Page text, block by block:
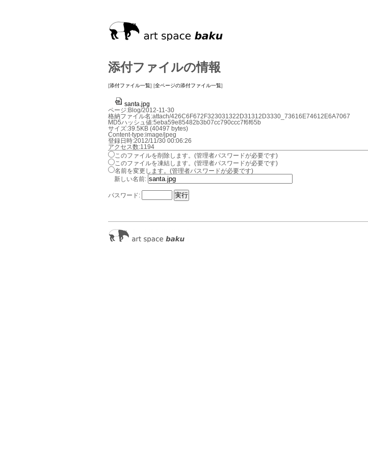
添付ファイルの情報
[添付ファイル一覧] [全ページの添付ファイル一覧]
santa.jpg
ページ:Blog/2012-11-30
格納ファイル名:attach/426C6F672F323031322D31312D3330_73616E74612E6A7067
MD5ハッシュ値:5eba59e85482b3b07cc790ccc7f6f65b
サイズ:39.5KB (40497 bytes)
Content-type:image/jpeg
登録日時:2012/11/30 00:06:26
アクセス数:1194
このファイルを削除します。(管理者パスワードが必要です)
このファイルを凍結します。(管理者パスワードが必要です)
名前を変更します。(管理者パスワードが必要です)
新しい名前:
パスワード: